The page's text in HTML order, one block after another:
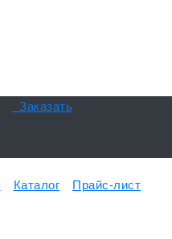
Заказать
Каталог Прайс-лист